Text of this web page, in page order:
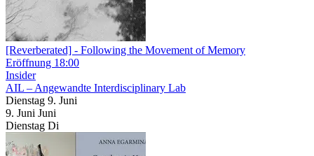
[Reverberated] - Following the Movement of Memory
Eröffnung 18:00
Insider
AIL – Angewandte Interdisciplinary Lab
Dienstag 9. Juni
9. Juni Juni
Dienstag Di